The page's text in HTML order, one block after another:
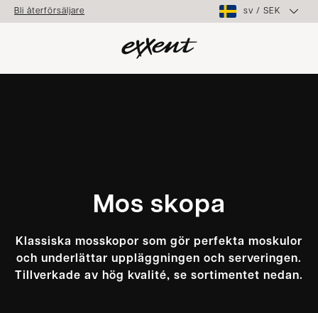
Bli återförsäljare sv / SEK
Mos skopa
Klassiska mosskopor som gör perfekta moskulor
och underlättar uppläggningen och serveringen.
Tillverkade av hög kvalité, se sortimentet nedan.